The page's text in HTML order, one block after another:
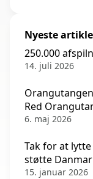
Nyeste
250.000
14. juli 2026
Red
6. maj 2026
Tak for at
støtte
15. januar 2026